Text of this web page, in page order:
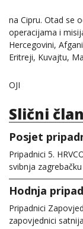
na Cipru. Otad se
operacijama i
Hercegovini,
Eritreji, Kuvajtu,
OJI
Slični
Posjet
Pripadnici 5.
svibnja
Hodnja
Pripadnici
zapovjednici